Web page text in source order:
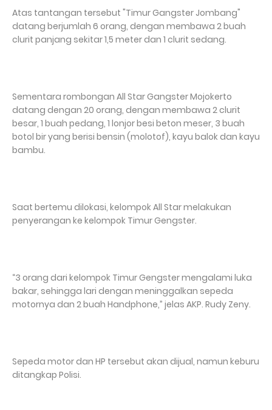
Atas tantangan tersebut "Timur Gangster Jombang"
datang berjumlah 6 orang, dengan membawa 2 buah
clurit panjang sekitar 1,5 meter dan 1 clurit sedang.
Sementara rombongan All Star Gangster Mojokerto
datang dengan 20 orang, dengan membawa 2 clurit
besar, 1 buah pedang, 1 lonjor besi beton meser, 3 buah
botol bir yang berisi bensin (molotof), kayu balok dan kayu
bambu.
Saat bertemu dilokasi, kelompok All Star melakukan
penyerangan ke kelompok Timur Gengster.
“3 orang dari kelompok Timur Gengster mengalami luka
bakar, sehingga lari dengan meninggalkan sepeda
motornya dan 2 buah Handphone,” jelas AKP. Rudy Zeny.
Sepeda motor dan HP tersebut akan dijual, namun keburu
ditangkap Polisi.